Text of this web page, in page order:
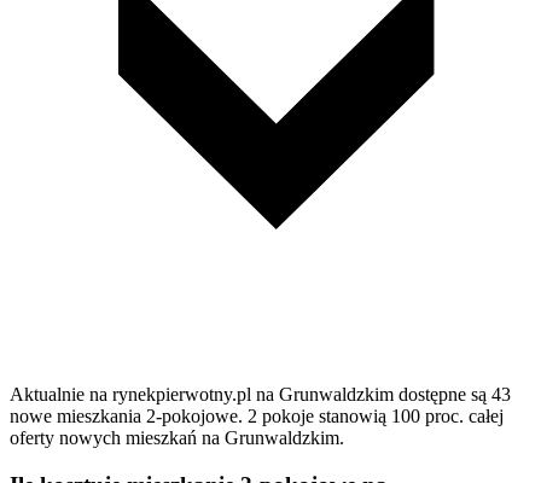
Aktualnie na rynekpierwotny.pl na Grunwaldzkim dostępne są 43
nowe mieszkania 2-pokojowe. 2 pokoje stanowią 100 proc. całej
oferty nowych mieszkań na Grunwaldzkim.